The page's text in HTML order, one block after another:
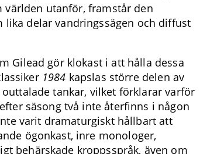
världen utanför, framstår den
delar vandringssägen och diffust
Gilead gör klokast i att hålla dessa
1984 kapslas större delen av
tankar, vilket förklarar varför
säsong två inte återfinns i någon
varit dramaturgiskt hållbart att
ögonkast, inre monologer,
behärskade kroppsspråk, även om